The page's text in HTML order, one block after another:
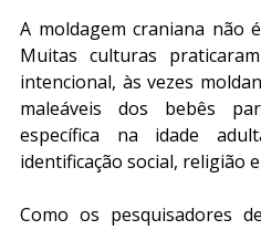
A moldagem craniana não
Muitas culturas
intencional, às vezes
maleáveis dos bebês
específica na idade
identificação social, religião
Como os pesquisadores